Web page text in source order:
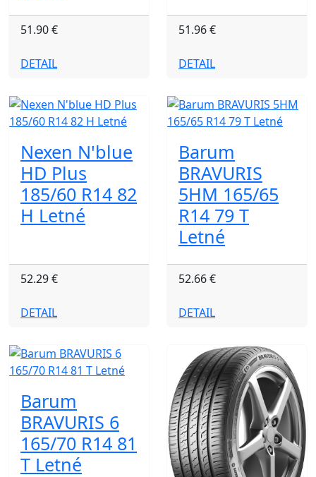
51.90 €
DETAIL
51.96 €
DETAIL
Nexen N'blue
HD Plus
185/60 R14 82
H Letné
52.29 €
DETAIL
Barum
BRAVURIS
5HM 165/65
R14 79 T
Letné
52.66 €
DETAIL
Barum
BRAVURIS 6
165/70 R14 81
T Letné